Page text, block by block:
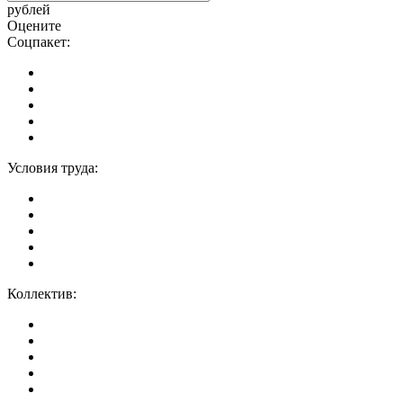
рублей
Оцените
Соцпакет:
Условия труда:
Коллектив: